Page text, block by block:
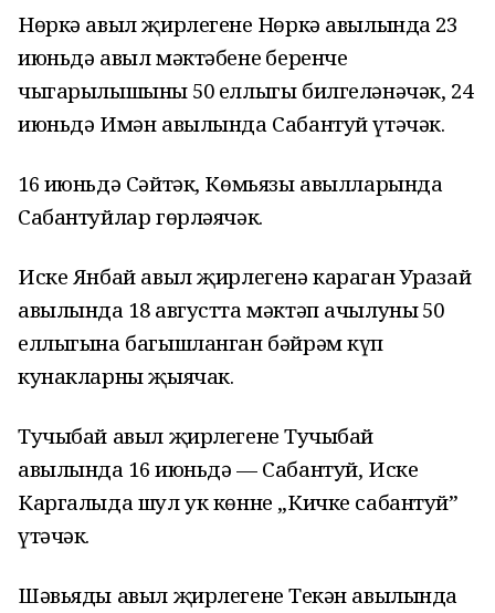
Нөркә авыл җирлегенең Нөркә авылында 23
июньдә авыл мәктәбенең беренче
чыгарылышының 50 еллыгы билгеләнәчәк, 24
июньдә Имән авылында Сабантуй үтәчәк.
16 июньдә Сәйтәк, Көмьязы авылларында
Сабантуйлар гөрләячәк.
Иске Янбай авыл җирлегенә караган Уразай
авылында 18 августта мәктәп ачылуның 50
еллыгына багышланган бәйрәм күп
кунакларны җыячак.
Тучыбай авыл җирлегенең Тучыбай
авылында 16 июньдә — Сабантуй, Иске
Каргалыда шул ук көнне „Кичке сабантуй”
үтәчәк.
Шәвьяды авыл җирлегенең Текән авылында